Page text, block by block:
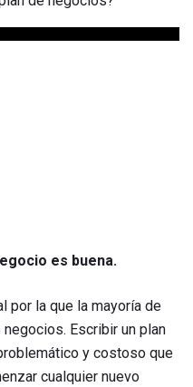
es buena.
por la que la mayoría de
Escribir un plan
y costoso que
cualquier nuevo